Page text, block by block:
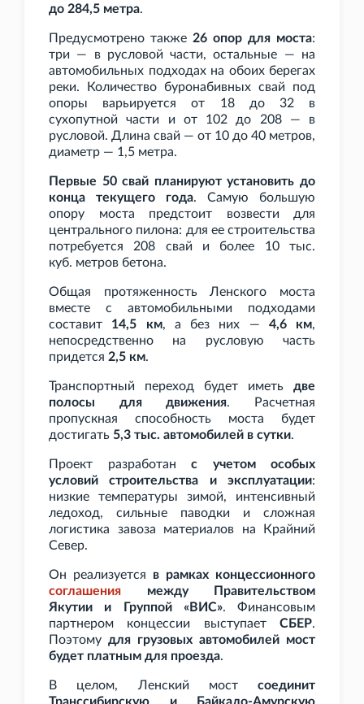
до 284,5 метра.
Предусмотрено также 26 опор для моста:
три — в русловой части, остальные — на
автомобильных подходах на обоих берегах
реки. Количество буронабивных свай под
опоры варьируется от 18 до 32 в
сухопутной части и от 102 до 208 — в
русловой. Длина свай — от 10 до 40 метров,
диаметр — 1,5 метра.
Первые 50 свай планируют установить до
конца текущего года. Самую большую
опору моста предстоит возвести для
центрального пилона: для ее строительства
потребуется 208 свай и более 10
тыс.
куб. метров бетона.
Общая протяженность Ленского моста
вместе с автомобильными подходами
составит 14,5 км, а без них — 4,6 км,
непосредственно на русловую часть
придется 2,5 км.
Транспортный переход будет иметь две
полосы для движения. Расчетная
пропускная способность моста будет
достигать 5,3 тыс. автомобилей в сутки.
Проект разработан с учетом особых
условий строительства и эксплуатации:
низкие температуры зимой, интенсивный
ледоход, сильные паводки и сложная
логистика завоза материалов на Крайний
Север.
Он реализуется в рамках концессионного
соглашения между Правительством
Якутии и Группой «ВИС». Финансовым
партнером концессии выступает СБЕР.
Поэтому для грузовых автомобилей мост
будет платным для проезда.
В целом, Ленский мост соединит